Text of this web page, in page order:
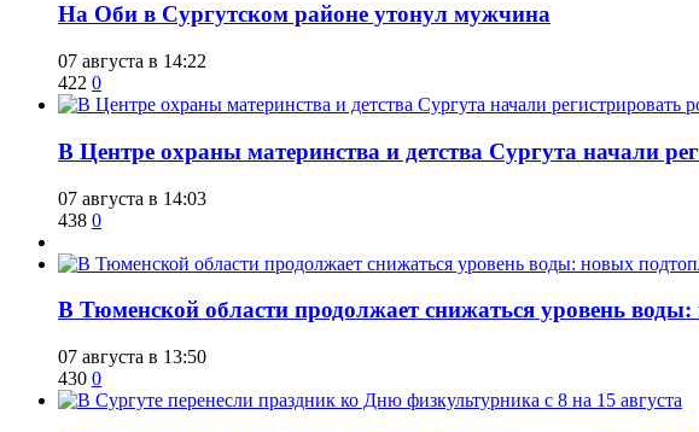
​На Оби в Сургутском районе утонул мужчина
07 августа в 14:22
422 0
​В Центре охраны материнства и детства Сургута начали
07 августа в 14:03
438 0
​В Тюменской области продолжает снижаться уровень
07 августа в 13:50
430 0